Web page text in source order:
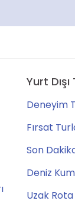
Yurt
Deneyim
Fırsat
Son
Deniz
Uzak Rota